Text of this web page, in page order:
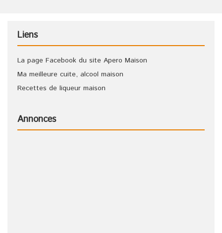
Liens
La page Facebook du site Apero Maison
Ma meilleure cuite, alcool maison
Recettes de liqueur maison
Annonces